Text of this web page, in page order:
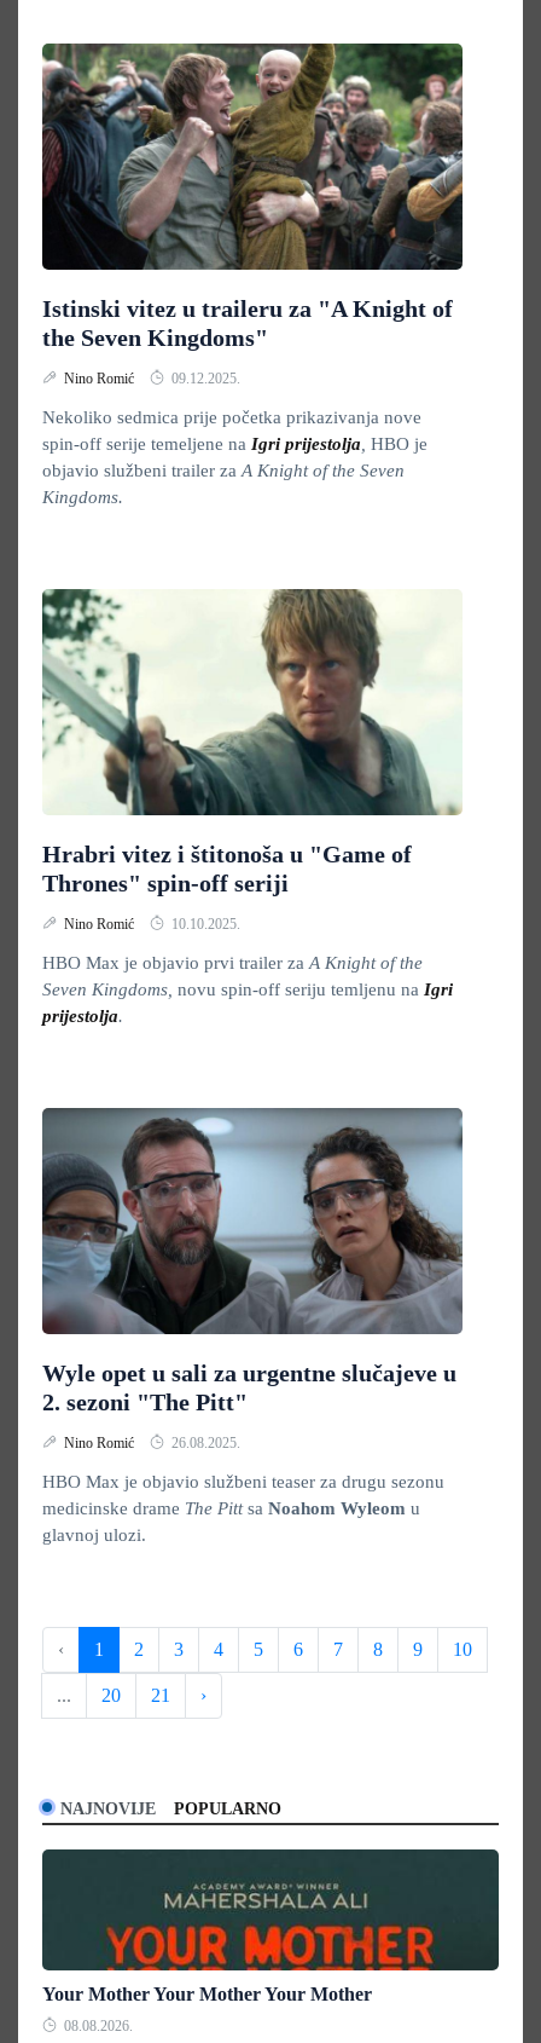
Istinski vitez u traileru za "A Knight of
the Seven Kingdoms"
Nino Romić 09.12.2025.
Nekoliko sedmica prije početka prikazivanja nove
spin-off serije temeljene na Igri prijestolja HBO je
objavio službeni trailer za A Knight of the Seven
Kingdoms.
Hrabri vitez i štitonoša u "Game of
Thrones" spin-off seriji
Nino Romić 10.10.2025.
HBO Max je objavio prvi trailer za A Knight of the
Seven Kingdoms, novu spin-off seriju temljenu na Igri
prijestolja.
Wyle opet u sali za urgentne slučajeve u
2. sezoni "The Pitt"
Nino Romić 26.08.2025.
HBO Max je objavio službeni teaser za drugu sezonu
medicinske drame The Pittsa Noahom Wyleom u
glavnoj ulozi.
‹ 1 2 3 4 5 6 7 8 9 10
... 20 21 ›
NAJNOVIJE POPULARNO
Your Mother Your Mother Your Mother
08.08.2026.